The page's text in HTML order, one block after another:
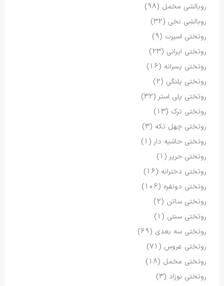
روبالشی مخمل (98)
روبالشی نخی (32)
روتختی اسپرت (9)
روتختی ایرانی (23)
روتختی پسرانه (16)
روتختی پلنگی (2)
روتختی پلی استر(32)
روتختی ترک (13)
روتختی چهل تکه (3)
روتختی حاشیه دار(1)
روتختی حریر(1)
روتختی دخترانه (16)
روتختی دونفره (106)
روتختی ساتن (2)
روتختی سنتی (1)
روتختی سه بعدی (69)
روتختی عروس (71)
روتختی مخمل (18)
روتختی نوزاد (3)